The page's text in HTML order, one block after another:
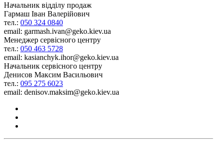
Начальник відділу продаж
Гармаш Іван Валерійович
тел.: 050 324 0840
email: garmash.ivan@geko.kiev.ua
Менеджер сервісного центру
тел.: 050 463 5728
email: kasianchyk.ihor@geko.kiev.ua
Начальник сервісного центру
Денисов Максим Васильович
тел.: 095 275 6023
email: denisov.maksim@geko.kiev.ua